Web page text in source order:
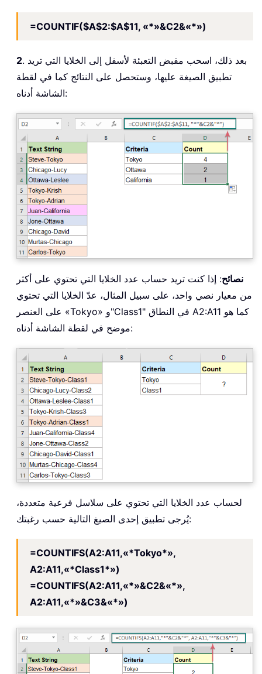
=COUNTIF($A$2:$A$11, «*»&C2&«*»)
2. بعد ذلك، اسحب مقبض التعبئة لأسفل إلى الخلايا التي تريد
تطبيق الصيغة عليها، وستحصل على النتائج كما في لقطة
الشاشة أدناه:
نصائح: إذا كنت تريد حساب عدد الخلايا التي تحتوي على أكثر
من معيار نصي واحد، على سبيل المثال، عدّ الخلايا التي تحتوي
على العنصر «Tokyo» و"Class1" في النطاق A2:A11 كما هو
موضح في لقطة الشاشة أدناه:
لحساب عدد الخلايا التي تحتوي على سلاسل فرعية متعددة،
يُرجى تطبيق إحدى الصيغ التالية حسب رغبتك:
=COUNTIFS(A2:A11,«*Tokyo*»,
A2:A11,«*Class1*»)
=COUNTIFS(A2:A11,«*»&C2&«*»,
A2:A11,«*»&C3&«*»)